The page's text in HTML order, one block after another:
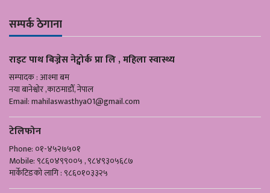
सम्पर्क ठेगाना
राइट पाथ बिज्नेस नेट्वोर्क प्रा लि , महिला स्वास्थ्य
सम्पादक : आश्मा बम
नया बानेश्वोर ,काठमाडौँ, नेपाल
Email:mahilaswasthya01@gmail.com
टेलिफोन
Phone: ०१-४५२७५०१
Mobile: ९८६०४९९००५ , ९८४९३०५६८७
मार्केटिङको लागि : ९८६०१०३३२५